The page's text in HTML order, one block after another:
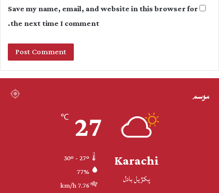
Save my name, email, and website in this browser for
the next time I comment.
موسم
Karachi
پکڙيل بادل
27
℃
77%
7.76 km/h